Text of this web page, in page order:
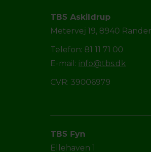
TBS Askildrup
Metervej 19, 8940
Telefon: 81 11 71 00
E-mail: info@tbs.dk
CVR: 39006979
TBS Fyn
Ellehaven 1